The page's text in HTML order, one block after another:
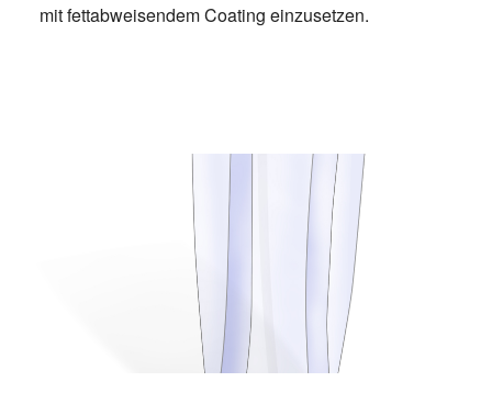
mit fettabweisendem Coating einzusetzen.